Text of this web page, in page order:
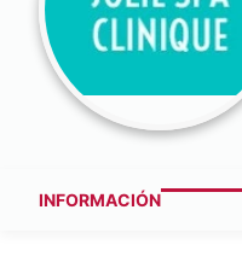
INFORMACIÓN